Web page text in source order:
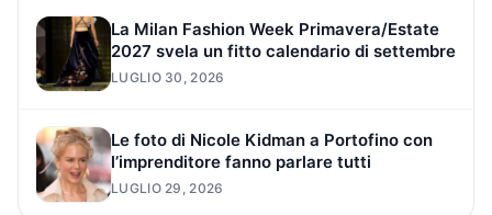
La Milan Fashion Week Primavera/Estate
2027 svela un fitto calendario di settembre
LUGLIO 30, 2026
Le foto di Nicole Kidman a Portofino con
l’imprenditore fanno parlare tutti
LUGLIO 29, 2026